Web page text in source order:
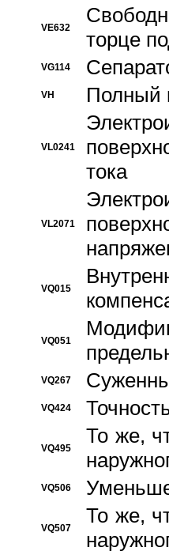
VE632
торце
VG114
VH Полный
VL0241
тока
VL2071
VQ015
VQ051
VQ267
VQ424
VQ495
То же,
VQ506
VQ507
То же,